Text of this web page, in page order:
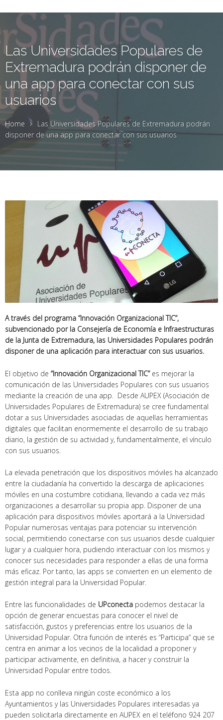
Las Universidades Populares de
Extremadura podrán disponer de
una app para conectar con sus
usuarios
Home
Las Universidades Populares de Extremadura podrán
disponer de una app para conectar con sus usuarios
A través del programa “Innovación Organizacional TIC”,
subvencionado por la Consejería de Economía e Infraestructuras
de la Junta de Extremadura, las Universidades Populares podrán
disponer de una aplicación para interactuar con sus usuarios.
El objetivo de “Innovación Organizacional TIC”es mejorar la
comunicación de las Universidades Populares con sus usuarios
mediante la creación de una app. Desde AUPEX (Asociación de
Universidades Populares de Extremadura) se cree fundamental
dotar a sus Universidades asociadas de aquellas herramientas
digitales que facilitan enormemente el desarrollo de su trabajo
diario, la gestión de su actividad y, fundamentalmente, el vínculo
con sus usuarios.
La elevada penetración que los dispositivos móviles ha alcanzado
entre la ciudadanía ha convertido la descarga de aplicaciones
móviles en una costumbre cotidiana, llevando a cada vez más
organizaciones a desarrollar su propia app. Disponer de una
aplicación para dispositivos móviles aportará a la Universidad
Popular numerosas ventajas para potenciar su intervención
social, permitiendo conectarse con sus usuarios desde cualquier
lugar y a cualquier hora, pudiendo interactuar con los mismos y
conocer sus necesidades para responder a ellas de una forma
más eficaz. Por tanto, las apps se convierten en un elemento de
gestión integral para la Universidad Popular.
Entre las funcionalidades de UPconecta podemos destacar la
opción de generar encuestas para conocer el nivel de
satisfacción, gustos y preferencias entre los usuarios de la
Universidad Popular. Otra función de interés es “Participa” que se
centra en animar a los vecinos de la localidad a proponer y
participar activamente, en definitiva, a hacer y construir la
Universidad Popular entre todos.
Esta app no conlleva ningún coste económico a los
Ayuntamientos y las Universidades Populares interesadas ya
pueden solicitarla directamente en AUPEX en el teléfono 924 207